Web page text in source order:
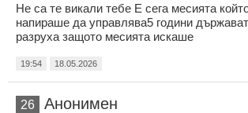
Не са те викали тебе Е сега месията
напираше да управлява5 години
разруха защото месията искаше
19:54 18.05.2026
26 Анонимен